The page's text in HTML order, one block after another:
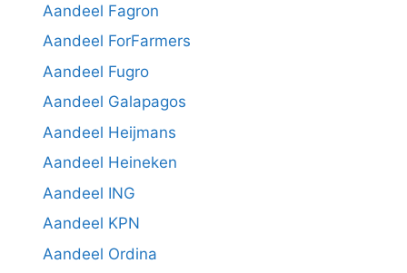
Aandeel Fagron
Aandeel ForFarmers
Aandeel Fugro
Aandeel Galapagos
Aandeel Heijmans
Aandeel Heineken
Aandeel ING
Aandeel KPN
Aandeel Ordina